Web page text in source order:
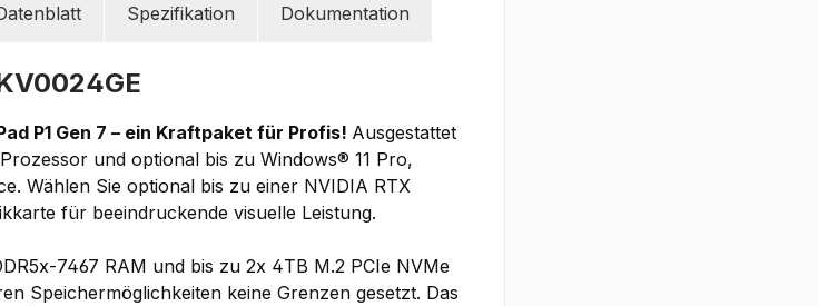
Spezifikation Dokumentation
P1 Gen 7 – ein Kraftpaket für Profis! Ausgestattet
und optional bis zu Windows® 11 Pro,
Wählen Sie optional bis zu einer NVIDIA RTX
für beeindruckende visuelle Leistung.
7467 RAM und bis zu 2x 4TB M.2 PCIe NVMe
Speichermöglichkeiten keine Grenzen gesetzt. Das